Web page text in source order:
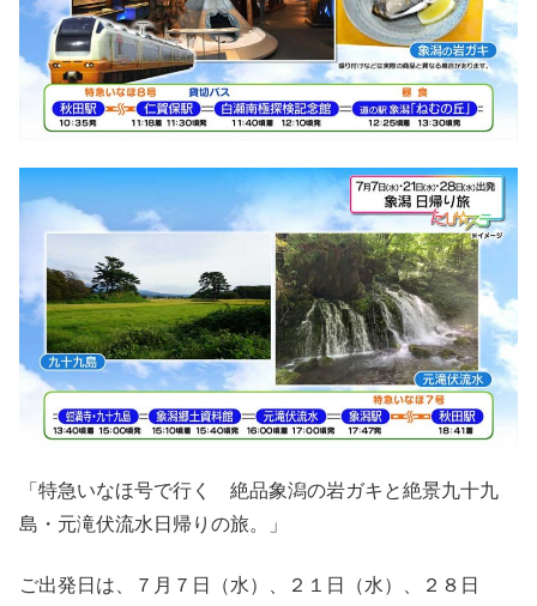
「特急いなほ号で行く 絶品象潟の岩ガキと絶景九十九
島・元滝伏流水日帰りの旅。」
ご出発日は、７月７日（水）、２１日（水）、２８日